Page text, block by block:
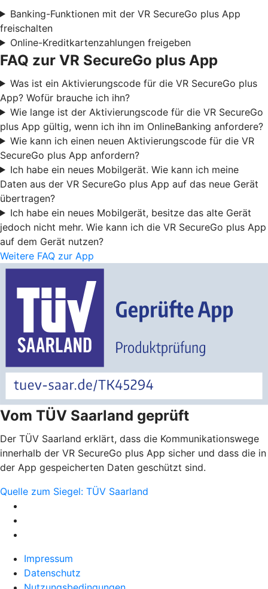
Banking-Funktionen mit der VR SecureGo plus App
freischalten
Online-Kreditkartenzahlungen freigeben
FAQ zur VR SecureGo plus App
Was ist ein Aktivierungscode für die VR SecureGo plus
App? Wofür brauche ich ihn?
Wie lange ist der Aktivierungscode für die VR SecureGo
plus App gültig, wenn ich ihn im OnlineBanking anfordere?
Wie kann ich einen neuen Aktivierungscode für die VR
SecureGo plus App anfordern?
Ich habe ein neues Mobilgerät. Wie kann ich meine
Daten aus der VR SecureGo plus App auf das neue Gerät
übertragen?
Ich habe ein neues Mobilgerät, besitze das alte Gerät
jedoch nicht mehr. Wie kann ich die VR SecureGo plus App
auf dem Gerät nutzen?
Weitere FAQ zur App
Vom TÜV Saarland geprüft
Der TÜV Saarland erklärt, dass die Kommunikationswege
innerhalb der VR SecureGo plus App sicher und dass die in
der App gespeicherten Daten geschützt sind.
Quelle zum Siegel: TÜV Saarland
Impressum
Datenschutz